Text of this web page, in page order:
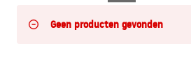
Geen producten gevonden